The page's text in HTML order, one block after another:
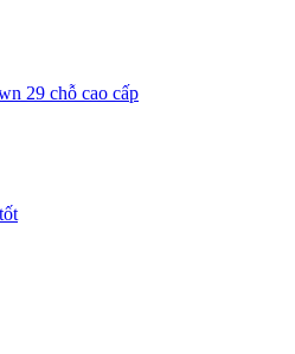
29 chỗ cao cấp